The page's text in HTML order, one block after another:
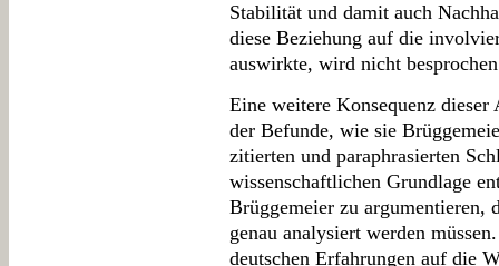
Stabilität und damit auch
diese Beziehung auf die
auswirkte, wird nicht
Eine weitere Konsequenz
der Befunde, wie sie
zitierten und paraphrasierten
wissenschaftlichen Grundlage
Brüggemeier zu argumentieren,
genau analysiert werden
deutschen Erfahrungen auf die